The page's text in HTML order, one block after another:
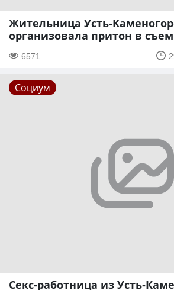
Жительница Усть-
организовала притон в
6571
Социум
Секс-работница из Усть-